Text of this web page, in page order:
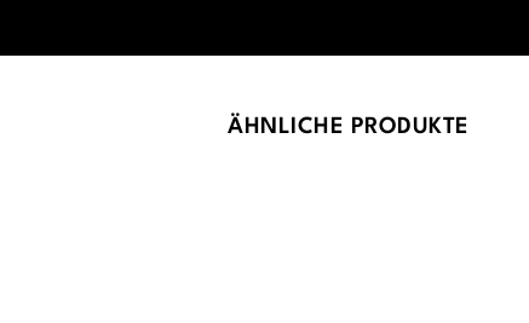
ÄHNLICHE PRODUKTE